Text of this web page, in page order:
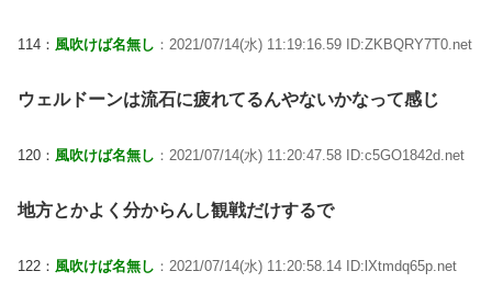
114： 風吹けば名無し ：2021/07/14(水) 11:19:16.59 ID:ZKBQRY7T0.net
ウェルドーンは流石に疲れてるんやないかなって感じ
120： 風吹けば名無し ：2021/07/14(水) 11:20:47.58 ID:c5GO1842d.net
地方とかよく分からんし観戦だけするで
122： 風吹けば名無し ：2021/07/14(水) 11:20:58.14 ID:lXtmdq65p.net